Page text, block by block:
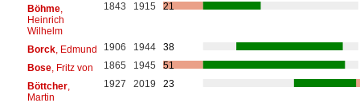
Böhme,
Heinrich
Wilhelm
1843 1915 21
Borck, Edmund 1906 1944
38
Bose, Fritz von 1865 1945
51
Böttcher,
Martin
1927 2019 23